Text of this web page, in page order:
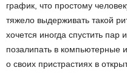
график, что простому
тяжело выдерживать такой
хочется иногда спустить
позалипать в компьютерные
о своих пристрастиях в